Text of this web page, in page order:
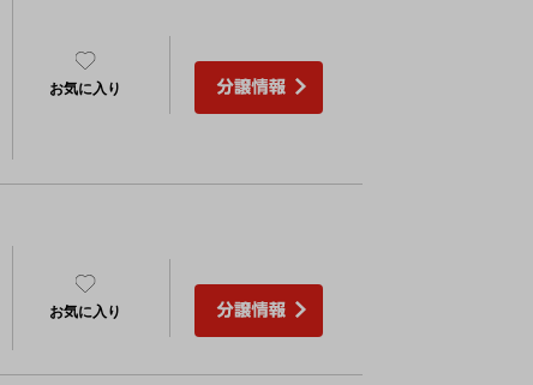
お気に入り
お気に入り